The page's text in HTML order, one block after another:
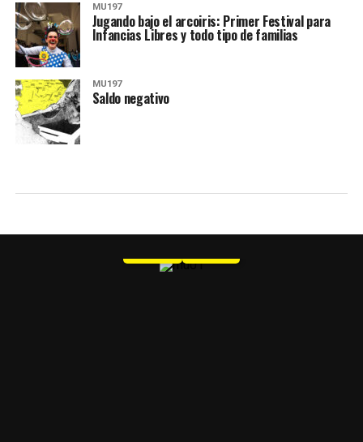
MU197
Jugando bajo el arcoiris: Primer Festival para
Infancias Libres y todo tipo de familias
MU197
Saldo negativo